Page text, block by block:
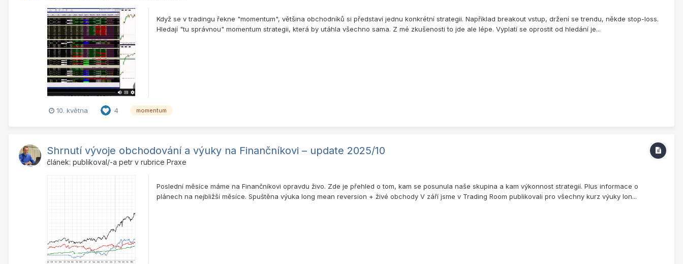
Když se v tradingu řekne "momentum", většina obchodníků si představí jednu konkrétní strategii. Například breakout vstup, držení se trendu, někde stop-loss.
Hledají "tu správnou" momentum strategii, která by utáhla všechno sama. Z mé zkušenosti to jde ale lépe. Vyplatí se oprostit od hledání je...
10. května 4 momentum
Shrnutí vývoje obchodování a výuky na Finančníkovi – update 2025/10
článek: publikoval/-a petr v rubrice Praxe
Poslední měsíce máme na Finančníkovi opravdu živo. Zde je přehled o tom, kam se posunula naše skupina a kam výkonnost strategií. Plus informace o
plánech na nejbližší měsíce. Spuštěna výuka long mean reversion + živé obchody V září jsme v Trading Room publikovali pro všechny kurz výuky lon...